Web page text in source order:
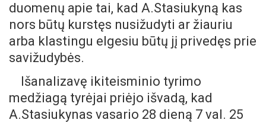
duomenų apie tai, kad A.Stasiukyną kas
nors būtų kurstęs nusižudyti ar žiauriu
arba klastingu elgesiu būtų jį privedęs prie
savižudybės.
Išanalizavę ikiteisminio tyrimo
medžiagą tyrėjai priėjo išvadą, kad
A.Stasiukynas vasario 28 dieną 7 val. 25